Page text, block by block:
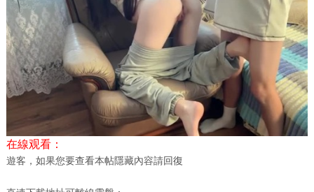
在線观看：
遊客，如果您要查看本帖隱藏內容請回復